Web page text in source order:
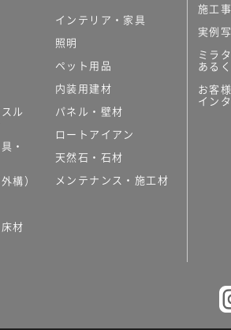
キッチン
コンパクトキッチン
コンパクトキッチンその他
カップボード（食器棚・キッチ
コンビネーションキッチン（セ
キッチン）
キッチン機器
ル
・
構）
材
インテリア・家具
照明
ペット用品
内装用建材
パネル・壁材
ロートアイアン
天然石・石材
メンテナンス・施工材
施工
実例
ミラ
ある
お客
イン